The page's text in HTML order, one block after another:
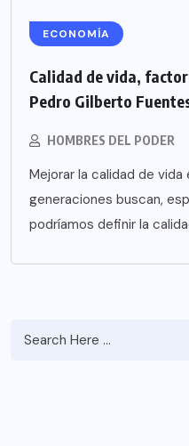
ECONOMÍA
Calidad de vida,
Pedro Gilberto
HOMBRES DEL PODER
Mejorar la calidad de
generaciones buscan,
podríamos definir la